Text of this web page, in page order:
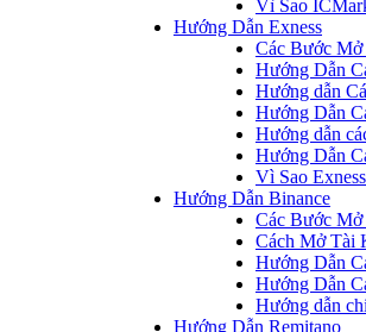
Vì Sao
Hướng Dẫn Exness
Các Bước Mở
Hướng Dẫn
Hướng dẫn
Hướng Dẫn
Hướng dẫn
Hướng Dẫn
Vì Sao
Hướng Dẫn Binance
Các Bước Mở
Cách Mở Tài
Hướng Dẫn
Hướng Dẫn
Hướng dẫn
Hướng Dẫn Remitano